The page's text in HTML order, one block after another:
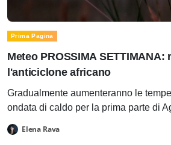
Prima Pagina
Meteo PROSSIMA SETTIMANA:
l'anticiclone africano
Gradualmente aumenteranno le
ondata di caldo per la prima parte di
Elena Rava